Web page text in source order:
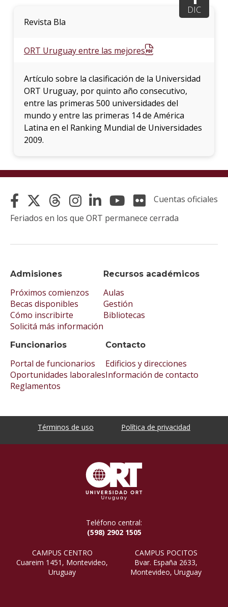
DIC
Revista Bla
ORT Uruguay entre las mejores
Artículo sobre la clasificación de la Universidad
ORT Uruguay, por quinto año consecutivo,
entre las primeras 500 universidades del
mundo y entre las primeras 14 de América
Latina en el Ranking Mundial de Universidades
2009.
Admisiones
Próximos comienzos
Becas disponibles
Cómo inscribirte
Solicitá más información
Recursos académicos
Aulas
Gestión
Bibliotecas
Funcionarios
Portal de funcionarios
Oportunidades laborales
Reglamentos
Contacto
Edificios y direcciones
Información de contacto
Cuentas oficiales
Feriados en los que ORT permanece cerrada
Términos de uso Política de privacidad
Teléfono central:
(598) 2902 1505
CAMPUS CENTRO
Cuareim 1451, Montevideo,
Uruguay
CAMPUS POCITOS
Bvar. España 2633,
Montevideo, Uruguay